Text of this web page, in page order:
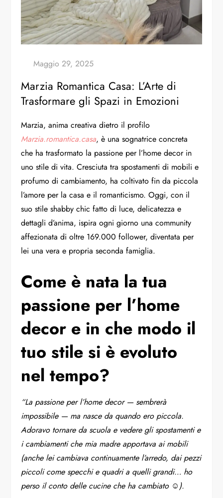
Marzia Romantica Casa: L’Arte di
Trasformare gli Spazi in Emozioni
Marzia, anima creativa dietro il profilo
Marzia.romantica.casa, è una sognatrice concreta
che ha trasformato la passione per l’home decor in
uno stile di vita. Cresciuta tra spostamenti di mobili e
profumo di cambiamento, ha coltivato fin da piccola
l’amore per la casa e il romanticismo. Oggi, con il
suo stile shabby chic fatto di luce, delicatezza e
dettagli d’anima, ispira ogni giorno una community
affezionata di oltre 169.000 follower, diventata per
lei una vera e propria seconda famiglia.
Come è nata la tua
passione per l’home
decor e in che modo il
tuo stile si è evoluto
nel tempo?
“La passione per l’home decor — sembrerà
impossibile — ma nasce da quando ero piccola.
Adoravo tornare da scuola e vedere gli spostamenti e
i cambiamenti che mia madre apportava ai mobili
(anche lei cambiava continuamente l’arredo, dai pezzi
piccoli come specchi e quadri a quelli grandi… ho
perso il conto delle cucine che ha cambiato ☺️).